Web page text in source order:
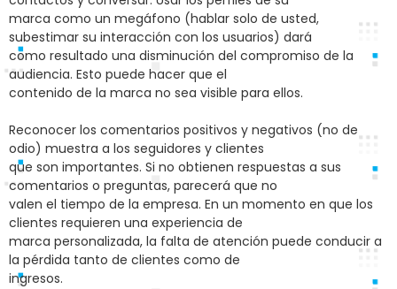
marca como un megáfono (hablar solo de usted,
subestimar su interacción con los usuarios) dará
como resultado una disminución del compromiso de la
audiencia. Esto puede hacer que el
contenido de la marca no sea visible para ellos.
Reconocer los comentarios positivos y negativos (no de
odio) muestra a los seguidores y clientes
que son importantes. Si no obtienen respuestas a sus
comentarios o preguntas, parecerá que no
valen el tiempo de la empresa. En un momento en que los
clientes requieren una experiencia de
marca personalizada, la falta de atención puede conducir a
la pérdida tanto de clientes como de
ingresos.